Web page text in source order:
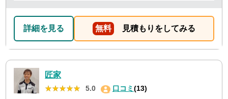
詳細を見る 無料 見積もりをしてみる
匠家
★★★★★
★★★★★ 5.0 口コミ(13)